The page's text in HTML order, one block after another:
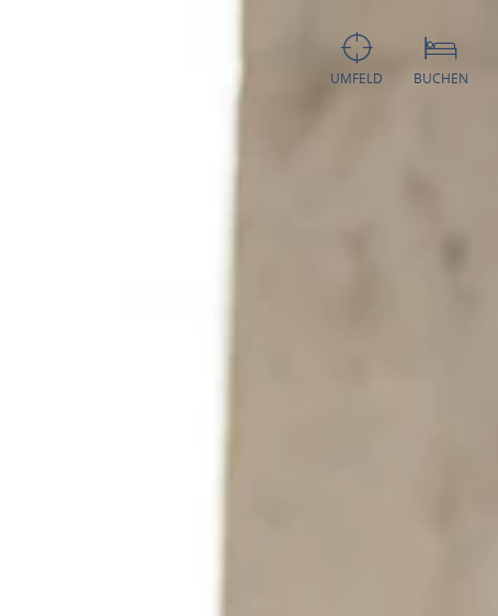
UMFELD BUCHEN